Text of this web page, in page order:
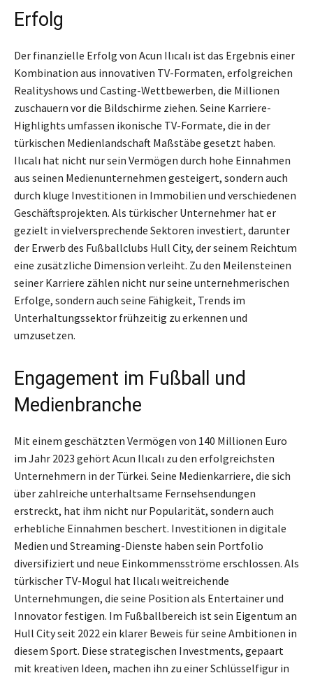
Erfolg
Der finanzielle Erfolg von Acun Ilıcalı ist das Ergebnis einer
Kombination aus innovativen TV-Formaten, erfolgreichen
Realityshows und Casting-Wettbewerben, die Millionen
zuschauern vor die Bildschirme ziehen. Seine Karriere-
Highlights umfassen ikonische TV-Formate, die in der
türkischen Medienlandschaft Maßstäbe gesetzt haben.
Ilıcalı hat nicht nur sein Vermögen durch hohe Einnahmen
aus seinen Medienunternehmen gesteigert, sondern auch
durch kluge Investitionen in Immobilien und verschiedenen
Geschäftsprojekten. Als türkischer Unternehmer hat er
gezielt in vielversprechende Sektoren investiert, darunter
der Erwerb des Fußballclubs Hull City, der seinem Reichtum
eine zusätzliche Dimension verleiht. Zu den Meilensteinen
seiner Karriere zählen nicht nur seine unternehmerischen
Erfolge, sondern auch seine Fähigkeit, Trends im
Unterhaltungssektor frühzeitig zu erkennen und
umzusetzen.
Engagement im Fußball und
Medienbranche
Mit einem geschätzten Vermögen von 140 Millionen Euro
im Jahr 2023 gehört Acun Ilıcalı zu den erfolgreichsten
Unternehmern in der Türkei. Seine Medienkarriere, die sich
über zahlreiche unterhaltsame Fernsehsendungen
erstreckt, hat ihm nicht nur Popularität, sondern auch
erhebliche Einnahmen beschert. Investitionen in digitale
Medien und Streaming-Dienste haben sein Portfolio
diversifiziert und neue Einkommensströme erschlossen. Als
türkischer TV-Mogul hat Ilıcalı weitreichende
Unternehmungen, die seine Position als Entertainer und
Innovator festigen. Im Fußballbereich ist sein Eigentum an
Hull City seit 2022 ein klarer Beweis für seine Ambitionen in
diesem Sport. Diese strategischen Investments, gepaart
mit kreativen Ideen, machen ihn zu einer Schlüsselfigur in